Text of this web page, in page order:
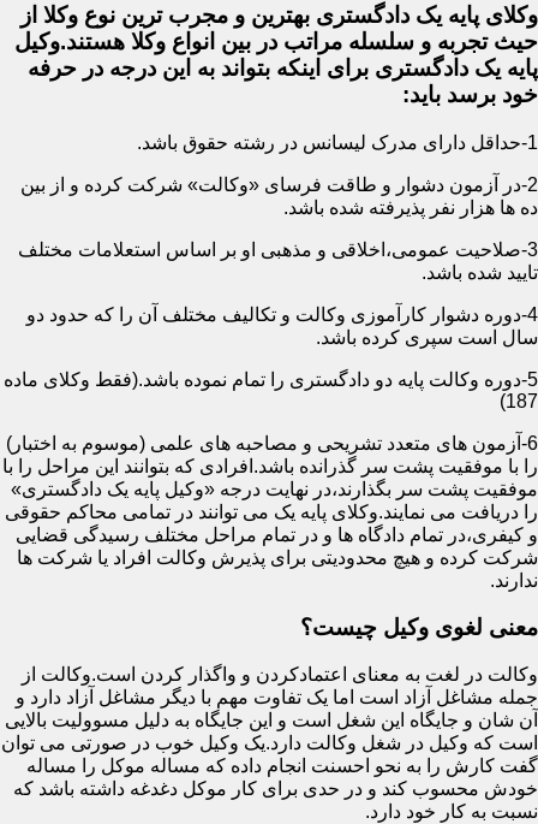
وکلای پایه یک دادگستری بهترین و مجرب ترین نوع وکلا از
حیث تجربه و سلسله مراتب در بین انواع وکلا هستند.وکیل
پایه یک دادگستری برای اینکه بتواند به این درجه در حرفه
خود برسد باید:
1-حداقل دارای مدرک لیسانس در رشته حقوق باشد.
2-در آزمون دشوار و طاقت فرسای «وکالت» شرکت کرده و از بین
ده ها هزار نفر پذیرفته شده باشد.
3-صلاحیت عمومی،اخلاقی و مذهبی او بر اساس استعلامات مختلف
تایید شده باشد.
4-دوره دشوار کارآموزی وکالت و تکالیف مختلف آن را که حدود دو
سال است سپری کرده باشد.
5-دوره وکالت پایه دو دادگستری را تمام نموده باشد.(فقط وکلای ماده
187)
6-آزمون های متعدد تشریحی و مصاحبه های علمی (موسوم به اختبار)
را با موفقیت پشت سر گذرانده باشد.افرادی که بتوانند این مراحل را با
موفقیت پشت سر بگذارند،در نهایت درجه «وکیل پایه یک دادگستری»
را دریافت می نمایند.وکلای پایه یک می توانند در تمامی محاکم حقوقی
و کیفری،در تمام دادگاه ها و در تمام مراحل مختلف رسیدگی قضایی
شرکت کرده و هیچ محدودیتی برای پذیرش وکالت افراد یا شرکت ها
ندارند.
معنی لغوی وکیل چیست؟
وکالت در لغت به معنای اعتمادکردن و واگذار کردن است.وکالت از
جمله مشاغل آزاد است اما یک تفاوت مهم با دیگر مشاغل آزاد دارد و
آن شان و جایگاه این شغل است و این جایگاه به دلیل مسوولیت بالایی
است که وکیل در شغل وکالت دارد.یک وکیل خوب در صورتی می توان
گفت کارش را به نحو احسنت انجام داده که مساله موکل را مساله
خودش محسوب کند و در حدی برای کار موکل دغدغه داشته باشد که
نسبت به کار خود دارد.